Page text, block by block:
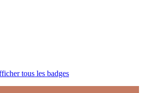
tous les badges